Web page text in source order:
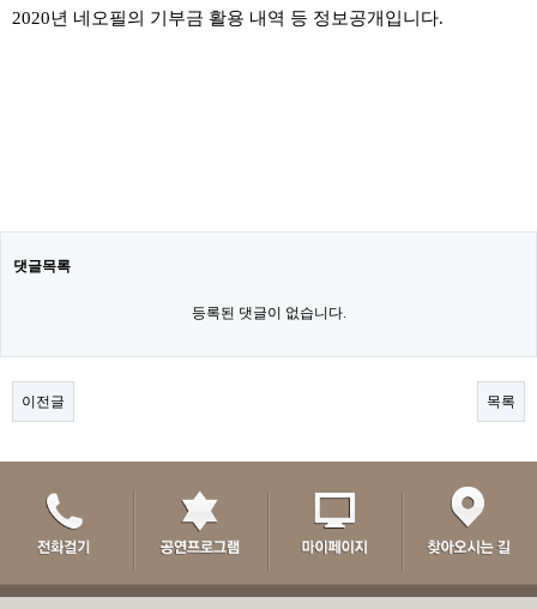
2020년 네오필의 기부금 활용 내역 등 정보공개입니다.
댓글목록
등록된 댓글이 없습니다.
이전글 목록